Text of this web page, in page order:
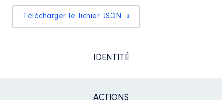
Télécharger le fichier JSON
IDENTITÉ
ACTIONS